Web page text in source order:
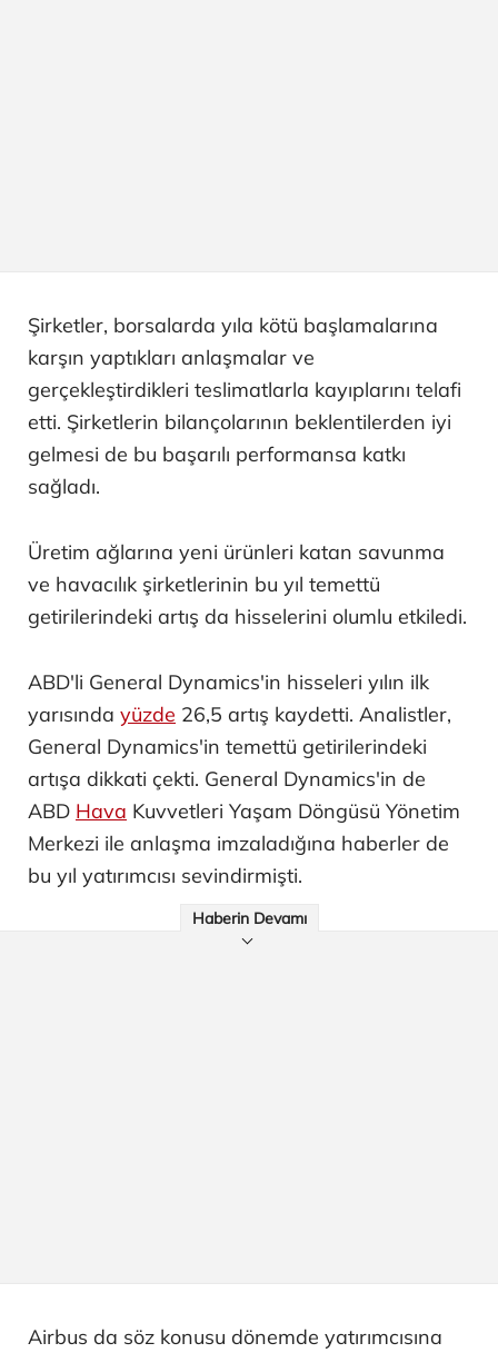
Şirketler, borsalarda yıla kötü başlamalarına
karşın yaptıkları anlaşmalar ve
gerçekleştirdikleri teslimatlarla kayıplarını telafi
etti. Şirketlerin bilançolarının beklentilerden iyi
gelmesi de bu başarılı performansa katkı
sağladı.
Üretim ağlarına yeni ürünleri katan savunma
ve havacılık şirketlerinin bu yıl temettü
getirilerindeki artış da hisselerini olumlu etkiledi.
ABD'li General Dynamics'in hisseleri yılın ilk
yarısında yüzde 26,5 artış kaydetti. Analistler,
General Dynamics'in temettü getirilerindeki
artışa dikkati çekti. General Dynamics'in de
ABD Hava Kuvvetleri Yaşam Döngüsü Yönetim
Merkezi ile anlaşma imzaladığına haberler de
bu yıl yatırımcısı sevindirmişti.
Haberin Devamı
Airbus da söz konusu dönemde yatırımcısına